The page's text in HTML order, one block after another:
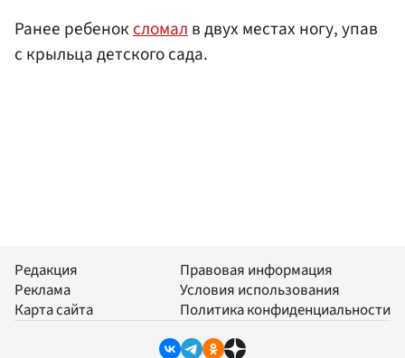
Ранее ребеноксломалв двух местах ногу, упав
с крыльца детского сада.
Редакция
Реклама
Карта сайта
Правовая информация
Условия использования
Политика конфиденциальности